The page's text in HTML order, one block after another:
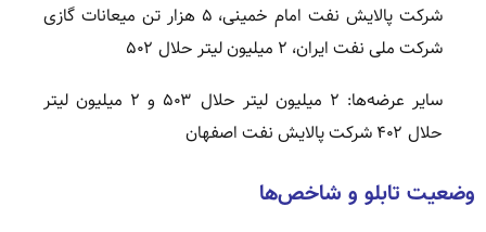
شرکت پالایش نفت امام خمینی، ۵ هزار تن میعانات گازی
شرکت ملی نفت ایران، ۲ میلیون لیتر حلال ۵۰۲
سایر عرضه‌ها: ۲ میلیون لیتر حلال ۵۰۳ و ۲ میلیون لیتر
حلال ۴۰۲ شرکت پالایش نفت اصفهان
وضعیت تابلو و شاخص‌ها